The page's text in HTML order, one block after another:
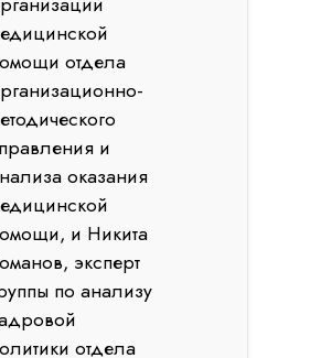
отдела
и
оказания
и Никита
эксперт
по анализу
отдела